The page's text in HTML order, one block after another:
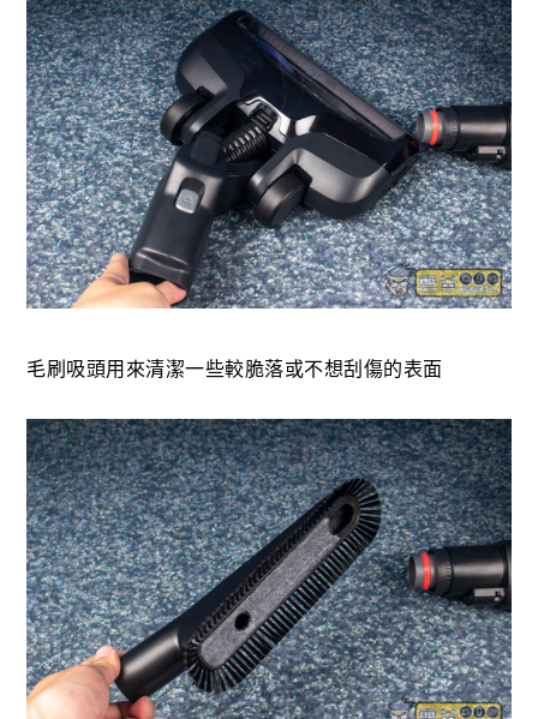
毛刷吸頭用來清潔一些較脆落或不想刮傷的表面